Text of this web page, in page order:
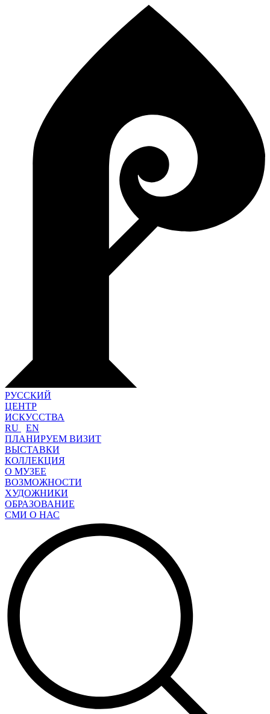
РУССКИЙ
ЦЕНТР
ИСКУССТВА
RU
EN
ПЛАНИРУЕМ ВИЗИТ
ВЫСТАВКИ
КОЛЛЕКЦИЯ
О МУЗЕЕ
ВОЗМОЖНОСТИ
ХУДОЖНИКИ
ОБРАЗОВАНИЕ
СМИ О НАС